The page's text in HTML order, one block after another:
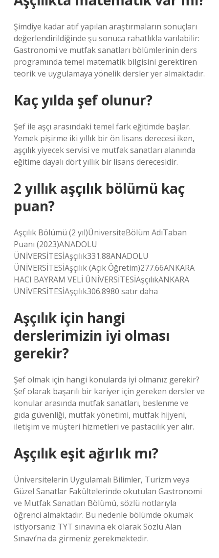
Şimdiye kadar atıf yapılan araştırmaların sonuçları
değerlendirildiğinde şu sonuca rahatlıkla varılabilir:
Gastronomi ve mutfak sanatları bölümlerinin ders
programında temel matematik bilgisini gerektiren
teorik ve uygulamaya yönelik dersler yer almaktadır.
Kaç yılda şef olunur?
Şef ile aşçı arasındaki temel fark eğitimde başlar.
Yemek pişirme iki yıllık bir ön lisans derecesi iken,
aşçılık yiyecek servisi ve mutfak sanatları alanında
eğitime dayalı dört yıllık bir lisans derecesidir.
2 yıllık aşçılık bölümü kaç
puan?
Aşçılık Bölümü (2 yıl)ÜniversiteBölüm AdıTaban
Puanı (2023)ANADOLU
ÜNİVERSİTESİAşçılık331.88ANADOLU
ÜNİVERSİTESİAşçılık (Açık Öğretim)277.66ANKARA
HACI BAYRAM VELİ ÜNİVERSİTESİAşçılıkANKARA
ÜNİVERSİTESİAşçılık306.8980 satır daha
Aşçılık için hangi
derslerimizin iyi olması
gerekir?
Şef olmak için hangi konularda iyi olmanız gerekir?
Şef olarak başarılı bir kariyer için gereken dersler ve
konular arasında mutfak sanatları, beslenme ve
gıda güvenliği, mutfak yönetimi, mutfak hijyeni,
iletişim ve müşteri hizmetleri ve pastacılık yer alır.
Aşçılık eşit ağırlık mı?
Üniversitelerin Uygulamalı Bilimler, Turizm veya
Güzel Sanatlar Fakültelerinde okutulan Gastronomi
ve Mutfak Sanatları Bölümü, sözlü notlarıyla
öğrenci almaktadır. Bu nedenle bölümde okumak
istiyorsanız TYT sınavına ek olarak Sözlü Alan
Sınavı’na da girmeniz gerekmektedir.